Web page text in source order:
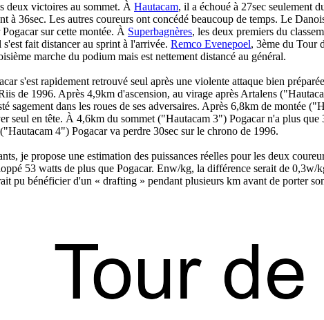
deux victoires au sommet. À Hautacam, il a échoué à 27sec seulement
à 36sec. Les autres coureurs ont concédé beaucoup de temps. Le
sur cette montée. À Superbagnères, les deux premiers du
fait distancer au sprint à l'arrivée. Remco Evenepoel, 3ème du Tour
marche du podium mais est nettement distancé au général.
s'est rapidement retrouvé seul après une violente attaque bien
de 1996. Après 4,9km d'ascension, au virage après Artalens
sagement dans les roues de ses adversaires. Après 6,8km de montée
seul en tête. À 4,6km du sommet ("Hautacam 3") Pogacar n'a plus
4") Pogacar va perdre 30sec sur le chrono de 1996.
je propose une estimation des puissances réelles pour les deux
53 watts de plus que Pogacar. Enw/kg, la différence serait de
pu bénéficier d'un « drafting » pendant plusieurs km avant de porter